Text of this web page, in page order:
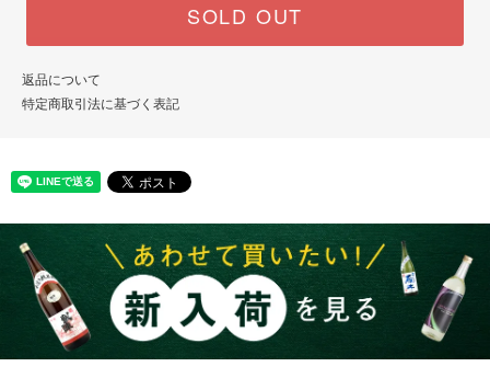
SOLD OUT
返品について
特定商取引法に基づく表記